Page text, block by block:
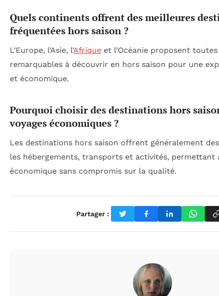
Quels continents offrent des meilleures
fréquentées hors saison ?
L’Europe, l’Asie, l’Afrique et l’Océanie proposent
remarquables à découvrir en hors saison pour une
et économique.
Pourquoi choisir des destinations hors
voyages économiques ?
Les destinations hors saison offrent généralement
les hébergements, transports et activités, permettant
économique sans compromis sur la qualité.
Partager :